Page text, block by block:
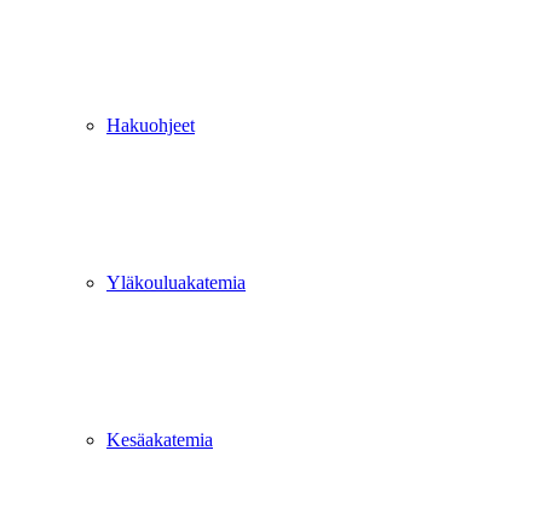
Hakuohjeet
Yläkouluakatemia
Kesäakatemia